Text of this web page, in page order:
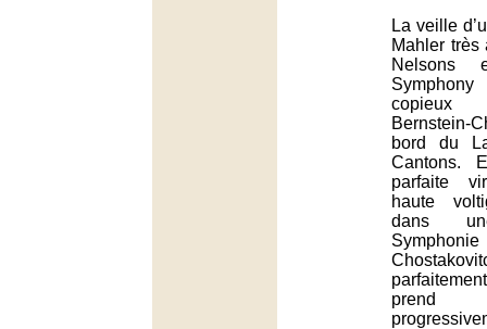
La veille
Mahler très
Nelsons
Symphony
copieux
Bernstein-
bord du
Cantons.
parfaite
haute
dans